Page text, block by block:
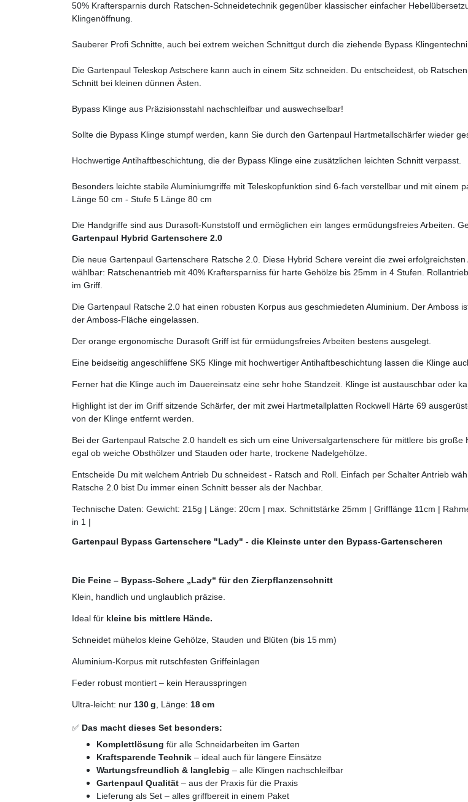
50% Kraftersparnis durch Ratschen-Schneidetechnik gegenüber klassischer einfacher
Klingenöffnung.
Sauberer Profi Schnitte, auch bei extrem weichen Schnittgut durch die ziehende Bypass
Die Gartenpaul Teleskop Astschere kann auch in einem Sitz schneiden. Du entscheidest, ob
Schnitt bei kleinen dünnen Ästen.
Bypass Klinge aus Präzisionsstahl nachschleifbar und auswechselbar!
Sollte die Bypass Klinge stumpf werden, kann Sie durch den Gartenpaul Hartmetallschärfer wieder
Hochwertige Antihaftbeschichtung, die der Bypass Klinge eine zusätzlichen leichten Schnitt verpasst.
Besonders leichte stabile Aluminiumgriffe mit Teleskopfunktion sind 6-fach verstellbar und mit
Länge 50 cm - Stufe 5 Länge 80 cm
Die Handgriffe sind aus Durasoft-Kunststoff und ermöglichen ein langes ermüdungsfreies Arbeiten.
Gartenpaul Hybrid Gartenschere 2.0
Die neue Gartenpaul Gartenschere Ratsche 2.0. Diese Hybrid Schere vereint die zwei erfolgreichsten
wählbar: Ratschenantrieb mit 40% Kraftersparniss für harte Gehölze bis 25mm in 4 Stufen.
im Griff.
Die Gartenpaul Ratsche 2.0 hat einen robusten Korpus aus geschmiedeten Aluminium. Der
der Amboss-Fläche eingelassen.
Der orange ergonomische Durasoft Griff ist für ermüdungsfreies Arbeiten bestens ausgelegt.
Eine beidseitig angeschliffene SK5 Klinge mit hochwertiger Antihaftbeschichtung lassen die Klinge
Ferner hat die Klinge auch im Dauereinsatz eine sehr hohe Standzeit. Klinge ist austauschbar oder
Highlight ist der im Griff sitzende Schärfer, der mit zwei Hartmetallplatten Rockwell Härte 69
von der Klinge entfernt werden.
Bei der Gartenpaul Ratsche 2.0 handelt es sich um eine Universalgartenschere für mittlere bis
egal ob weiche Obsthölzer und Stauden oder harte, trockene Nadelgehölze.
Entscheide Du mit welchem Antrieb Du schneidest - Ratsch and Roll. Einfach per Schalter Antrieb
Ratsche 2.0 bist Du immer einen Schnitt besser als der Nachbar.
Technische Daten: Gewicht: 215g | Länge: 20cm | max. Schnittstärke 25mm | Grifflänge 11cm |
in 1 |
Gartenpaul Bypass Gartenschere "Lady" - die Kleinste unter den Bypass-Gartenscheren
Die Feine – Bypass-Schere „Lady“ für den Zierpflanzenschnitt
Klein, handlich und unglaublich präzise.
Ideal für kleine bis mittlere Hände.
Schneidet mühelos kleine Gehölze, Stauden und Blüten (bis 15 mm)
Aluminium-Korpus mit rutschfesten Griffeinlagen
Feder robust montiert – kein Herausspringen
Ultra-leicht: nur 130 g, Länge: 18 cm
✅ Das macht dieses Set besonders:
Komplettlösung für alle Schneidarbeiten im Garten
Kraftsparende Technik – ideal auch für längere Einsätze
Wartungsfreundlich & langlebig – alle Klingen nachschleifbar
Gartenpaul Qualität – aus der Praxis für die Praxis
Lieferung als Set – alles griffbereit in einem Paket